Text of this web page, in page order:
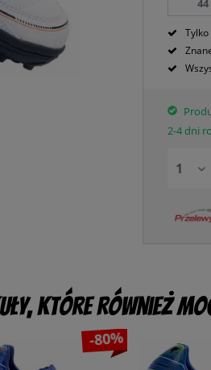
44
2-4 dni
które również
-80%